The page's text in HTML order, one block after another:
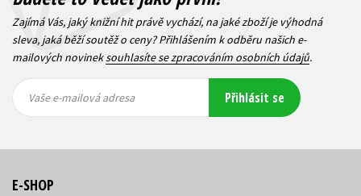
Zajímá Vás, jaký knižní hit právě vychází, na jaké zboží je výhodná
sleva, jaká běží soutěž o ceny? Přihlášením k odběru našich e-
mailových novineksouhlasíte se zpracováním osobních údajů.
mailová
mailová
Vaše e-mailová adresa Přihlásit se
E-SHOP